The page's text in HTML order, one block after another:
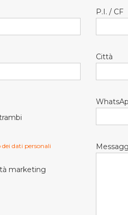
P.I. / CF
Città
dati personali
marketing